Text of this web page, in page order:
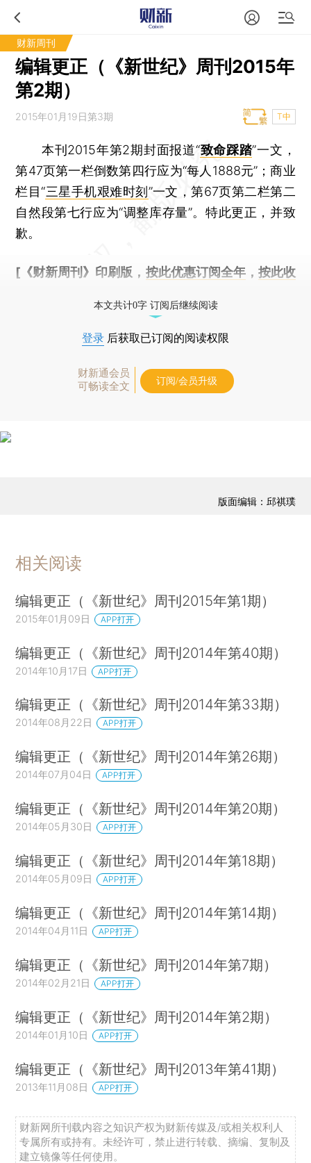
财新周刊
编辑更正（《新世纪》周刊2015年
第2期）
2015年01月19日第3期 T中
本刊2015年第2期封面报道“致命踩踏”一文，
第47页第一栏倒数第四行应为“每人1888元”；商业
栏目“三星手机艰难时刻 ”一文，第67页第二栏第二
自然段第七行应为“调整库存量”。特此更正，并致
歉。
[《财新周刊》印刷版， 按此优惠订阅全年， 按此收
本文共计0字 订阅后继续阅读
登录 后获取已订阅的阅读权限
财新通会员
可畅读全文
订阅/会员升级
版面编辑：邱祺璞
相关阅读
编辑更正（《新世纪》周刊2015年第1期）
2015年01月09日 APP打开
编辑更正（《新世纪》周刊2014年第40期）
2014年10月17日 APP打开
编辑更正（《新世纪》周刊2014年第33期）
2014年08月22日 APP打开
编辑更正（《新世纪》周刊2014年第26期）
2014年07月04日 APP打开
编辑更正（《新世纪》周刊2014年第20期）
2014年05月30日 APP打开
编辑更正（《新世纪》周刊2014年第18期）
2014年05月09日 APP打开
编辑更正（《新世纪》周刊2014年第14期）
2014年04月11日 APP打开
编辑更正（《新世纪》周刊2014年第7期）
2014年02月21日 APP打开
编辑更正（《新世纪》周刊2014年第2期）
2014年01月10日 APP打开
编辑更正（《新世纪》周刊2013年第41期）
2013年11月08日 APP打开
财新网所刊载内容之知识产权为财新传媒及/或相关权利人
专属所有或持有。未经许可，禁止进行转载、摘编、复制及
建立镜像等任何使用。